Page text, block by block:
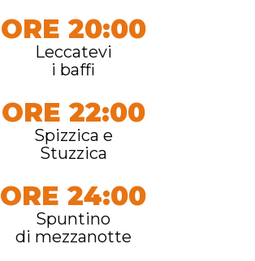
ORE 20:00
Leccatevi
i baffi
ORE 22:00
Spizzica e
Stuzzica
ORE 24:00
Spuntino
di mezzanotte